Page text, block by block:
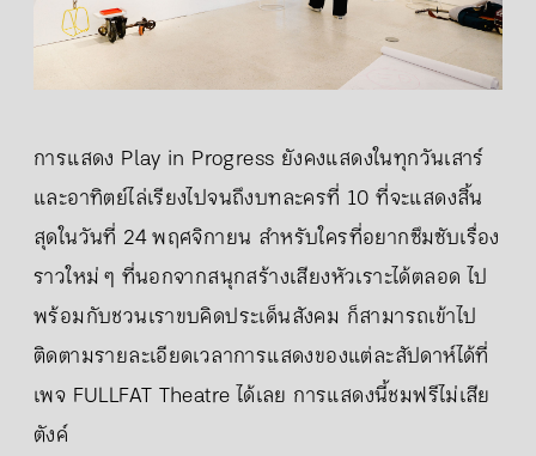
การแสดง Play in Progress ยังคงแสดงในทุกวันเสาร์
และอาทิตย์ไล่เรียงไปจนถึงบทละครที่ 10 ที่จะแสดงสิ้น
สุดในวันที่ 24 พฤศจิกายน สำหรับใครที่อยากซึมซับเรื่อง
ราวใหม่ ๆ ที่นอกจากสนุกสร้างเสียงหัวเราะได้ตลอด ไป
พร้อมกับชวนเราขบคิดประเด็นสังคม ก็สามารถเข้าไป
ติดตามรายละเอียดเวลาการแสดงของแต่ละสัปดาห์ได้ที่
เพจ FULLFAT Theatre ได้เลย การแสดงนี้ชมฟรีไม่เสีย
ตังค์